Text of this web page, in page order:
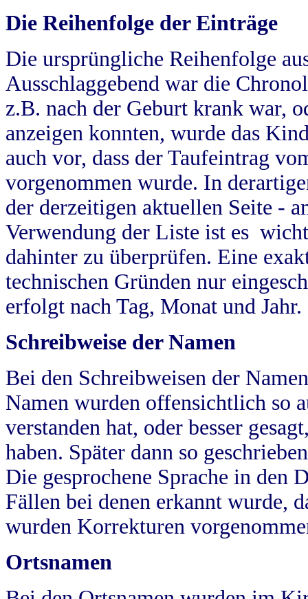
Die Reihenfolge der Einträge
Die ursprüngliche Reihenfolge
Ausschlaggebend war die
z.B. nach der Geburt krank war,
anzeigen konnten, wurde das
auch vor, dass der Taufeintrag
vorgenommen wurde. In
der derzeitigen aktuellen Seite -
Verwendung der Liste ist es
dahinter zu überprüfen. Eine
technischen Gründen nur
erfolgt nach Tag, Monat und Jahr.
Schreibweise der Namen
Bei den Schreibweisen der
Namen wurden offensichtlich so
verstanden hat, oder besser
haben. Später dann so
Die gesprochene Sprache in
Fällen bei denen erkannt wurde,
wurden Korrekturen
Ortsnamen